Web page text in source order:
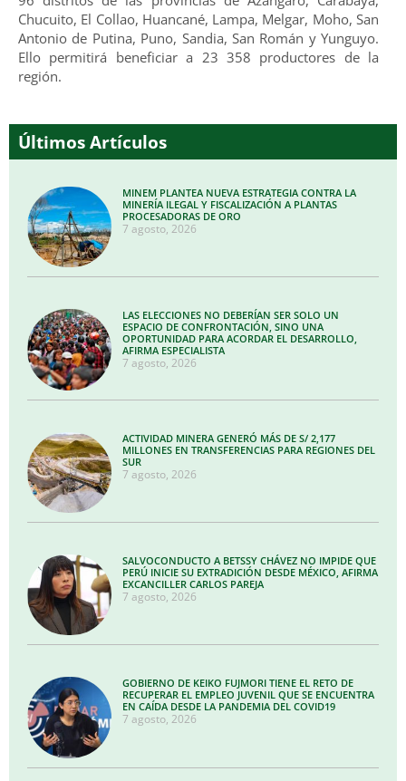
Chucuito, El Collao, Huancané, Lampa, Melgar, Moho, San
Antonio de Putina, Puno, Sandia, San Román y Yunguyo.
Ello permitirá beneficiar a 23 358 productores de la
región.
Últimos Artículos
MINEM PLANTEA NUEVA ESTRATEGIA CONTRA LA
MINERÍA ILEGAL Y FISCALIZACIÓN A PLANTAS
PROCESADORAS DE ORO
7 agosto, 2026
LAS ELECCIONES NO DEBERÍAN SER SOLO UN
ESPACIO DE CONFRONTACIÓN, SINO UNA
OPORTUNIDAD PARA ACORDAR EL DESARROLLO,
AFIRMA ESPECIALISTA
7 agosto, 2026
ACTIVIDAD MINERA GENERÓ MÁS DE S/ 2,177
MILLONES EN TRANSFERENCIAS PARA REGIONES DEL
SUR
7 agosto, 2026
SALVOCONDUCTO A BETSSY CHÁVEZ NO IMPIDE QUE
PERÚ INICIE SU EXTRADICIÓN DESDE MÉXICO, AFIRMA
EXCANCILLER CARLOS PAREJA
7 agosto, 2026
GOBIERNO DE KEIKO FUJMORI TIENE EL RETO DE
RECUPERAR EL EMPLEO JUVENIL QUE SE ENCUENTRA
EN CAÍDA DESDE LA PANDEMIA DEL COVID19
7 agosto, 2026